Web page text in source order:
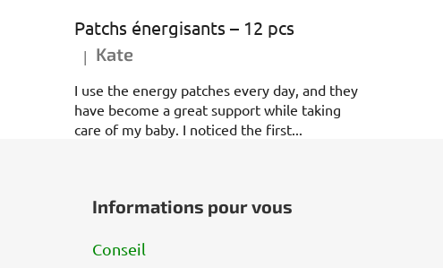
Patchs énergisants – 12 pcs
L'évaluation du produit est de 5 sur 5 étoiles.
| Kate
I use the energy patches every day, and they
have become a great support while taking
care of my baby. I noticed the first...
Informations pour vous
Conseil